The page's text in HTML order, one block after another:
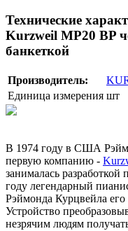
Технические
Kurzweil MP20 BP
банкеткой
Производитель:
Единица измерения шт
В 1974 году в США
первую компанию -
занималась
году легендарный
Рэймонда Курцвейла
Устройство
незрячим людям